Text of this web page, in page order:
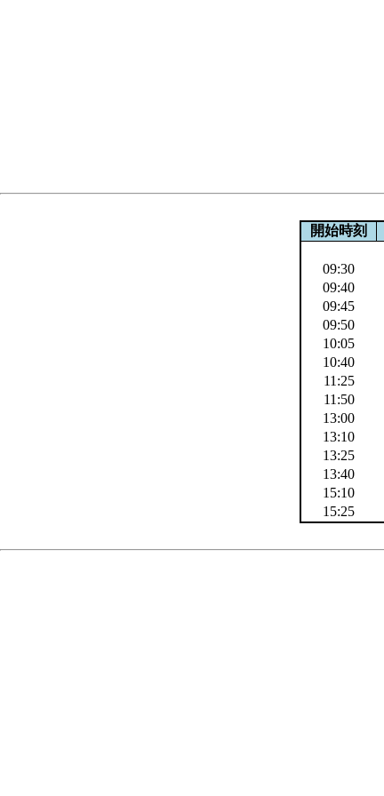
開始時刻
09:30
09:40
09:45
09:50
10:05
10:40
11:25
11:50
13:00
13:10
13:25
13:40
15:10
15:25